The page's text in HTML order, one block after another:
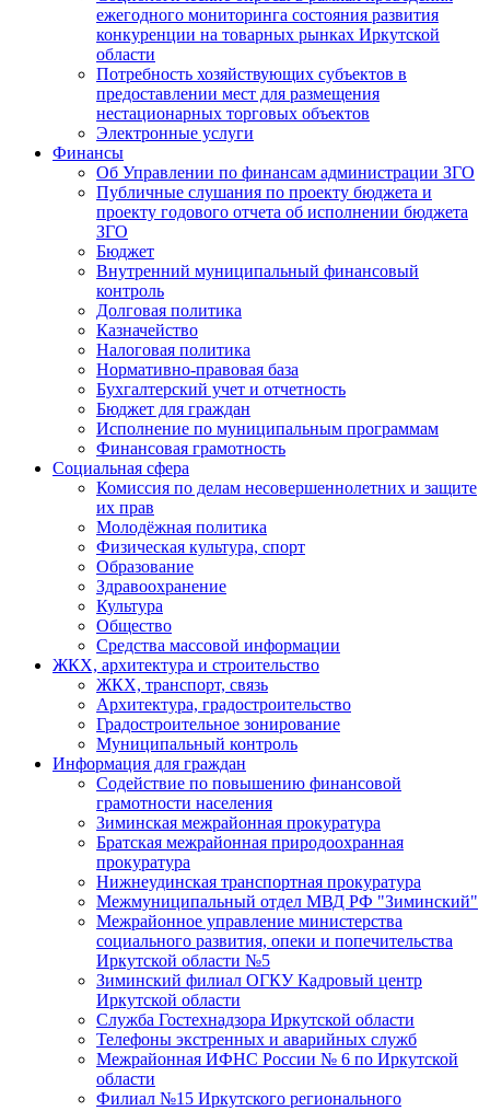
ежегодного мониторинга состояния развития
конкуренции на товарных рынках Иркутской
области
Потребность хозяйствующих субъектов в
предоставлении мест для размещения
нестационарных торговых объектов
Электронные услуги
Финансы
Об Управлении по финансам администрации ЗГО
Публичные слушания по проекту бюджета и
проекту годового отчета об исполнении бюджета
ЗГО
Бюджет
Внутренний муниципальный финансовый
контроль
Долговая политика
Казначейство
Налоговая политика
Нормативно-правовая база
Бухгалтерский учет и отчетность
Бюджет для граждан
Исполнение по муниципальным программам
Финансовая грамотность
Социальная сфера
Комиссия по делам несовершеннолетних и защите
их прав
Молодёжная политика
Физическая культура, спорт
Образование
Здравоохранение
Культура
Общество
Средства массовой информации
ЖКХ, архитектура и строительство
ЖКХ, транспорт, связь
Архитектура, градостроительство
Градостроительное зонирование
Муниципальный контроль
Информация для граждан
Содействие по повышению финансовой
грамотности населения
Зиминская межрайонная прокуратура
Братская межрайонная природоохранная
прокуратура
Нижнеудинская транспортная прокуратура
Межмуниципальный отдел МВД РФ "Зиминский"
Межрайонное управление министерства
социального развития, опеки и попечительства
Иркутской области №5
Зиминский филиал ОГКУ Кадровый центр
Иркутской области
Служба Гостехнадзора Иркутской области
Телефоны экстренных и аварийных служб
Межрайонная ИФНС России № 6 по Иркутской
области
Филиал №15 Иркутского регионального